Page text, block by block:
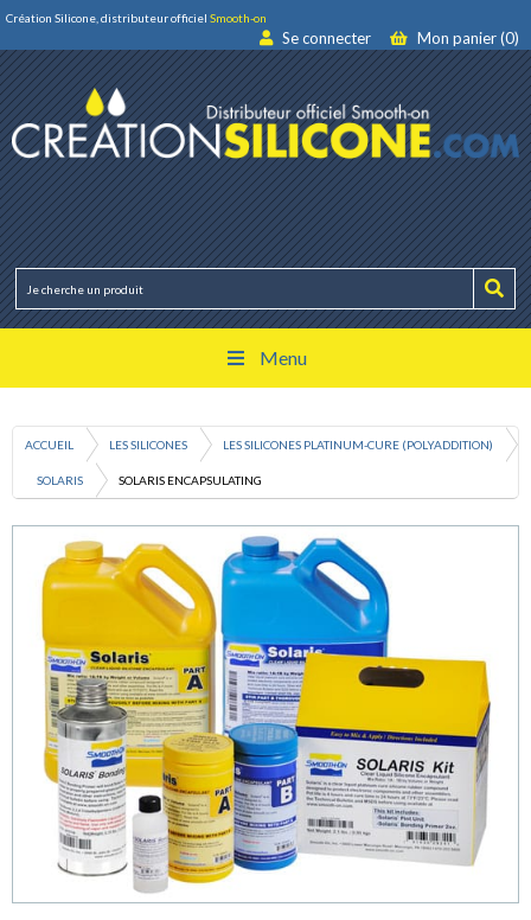
Création Silicone, distributeur officiel Smooth-on
Se connecter Mon panier (0)
Menu
ACCUEIL LES SILICONES LES SILICONES PLATINUM-CURE (POLYADDITION)
SOLARIS SOLARIS ENCAPSULATING